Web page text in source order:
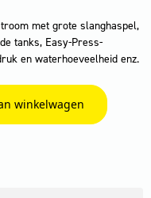
met grote slanghaspel,
tanks, Easy-Press-
en waterhoeveelheid enz.
winkelwagen